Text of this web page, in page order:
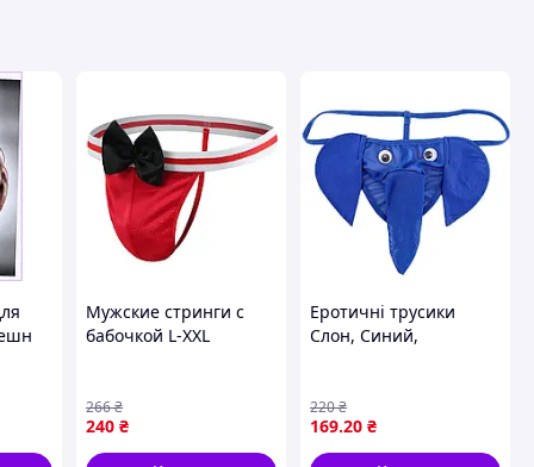
Мужские стринги с
бабочкой L-XXL
240 ₴
266₴
Еротичні трусики
Слон, Синий,
белье, сексуальные
трусы для мужчин, для
соблазнения и
169.20 ₴
220₴